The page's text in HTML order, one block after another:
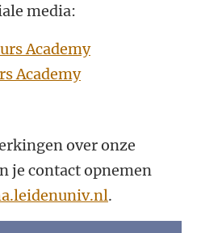
media:
Academy
Academy
over onze
je contact opnemen
.